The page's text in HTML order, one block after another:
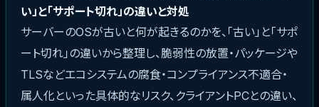
い」と「サポート切れ」の違いと対処
サーバーのOSが古いと何が起きるのかを、「古い」と「サポ
ート切れ」の違いから整理し、脆弱性の放置・パッケージや
TLSなどエコシステムの腐食・コンプライアンス不適合・
属人化といった具体的なリスク、クライアントPCとの違い、